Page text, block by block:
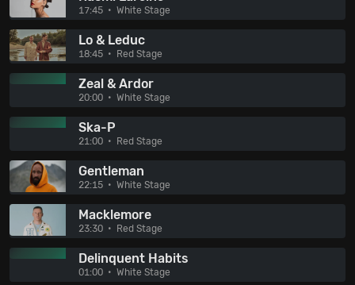
17:45 White Stage
Lo & Leduc
18:45 Red Stage
Zeal & Ardor
20:00 White Stage
Ska-P
21:00 Red Stage
Gentleman
22:15 White Stage
Macklemore
23:30 Red Stage
Delinquent Habits
01:00 White Stage